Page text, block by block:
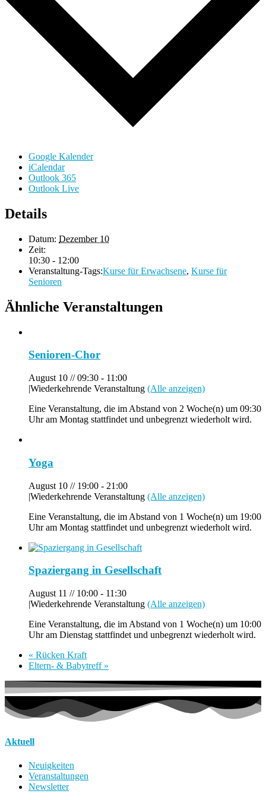
Google Kalender
iCalendar
Outlook 365
Outlook Live
Details
Datum: Dezember 10
Zeit:
10:30 - 12:00
Veranstaltung-Tags:Kurse für Erwachsene, Kurse für
Senioren
Ähnliche Veranstaltungen
Senioren-Chor
August 10 // 09:30 - 11:00
|Wiederkehrende Veranstaltung (Alle anzeigen)
Eine Veranstaltung, die im Abstand von 2 Woche(n) um 09:30
Uhr am Montag stattfindet und unbegrenzt wiederholt wird.
Yoga
August 10 // 19:00 - 21:00
|Wiederkehrende Veranstaltung (Alle anzeigen)
Eine Veranstaltung, die im Abstand von 1 Woche(n) um 19:00
Uhr am Montag stattfindet und unbegrenzt wiederholt wird.
Spaziergang in Gesellschaft
August 11 // 10:00 - 11:30
|Wiederkehrende Veranstaltung (Alle anzeigen)
Eine Veranstaltung, die im Abstand von 1 Woche(n) um 10:00
Uhr am Dienstag stattfindet und unbegrenzt wiederholt wird.
« Rücken Kraft
Eltern- & Babytreff »
Aktuell
Neuigkeiten
Veranstaltungen
Newsletter